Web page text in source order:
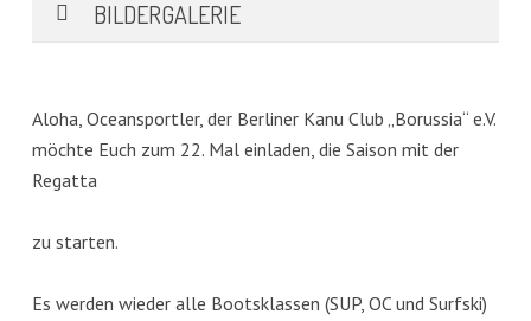
BILDERGALERIE
Aloha, Oceansportler, der Berliner Kanu Club „Borussia“ e.V.
möchte Euch zum 22. Mal einladen, die Saison mit der
Regatta
zu starten.
Es werden wieder alle Bootsklassen (SUP, OC und Surfski)